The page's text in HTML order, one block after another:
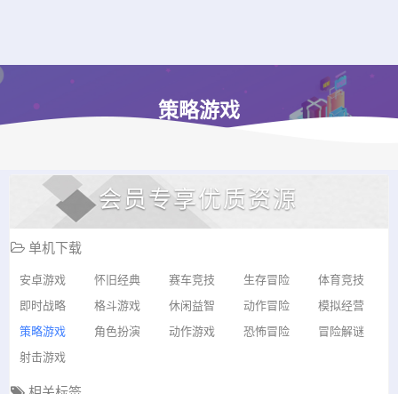
策略游戏
会员专享优质资源
单机下载
安卓游戏 怀旧经典 赛车竞技 生存冒险 体育竞技
即时战略 格斗游戏 休闲益智 动作冒险 模拟经营
策略游戏 角色扮演 动作游戏 恐怖冒险 冒险解谜
射击游戏